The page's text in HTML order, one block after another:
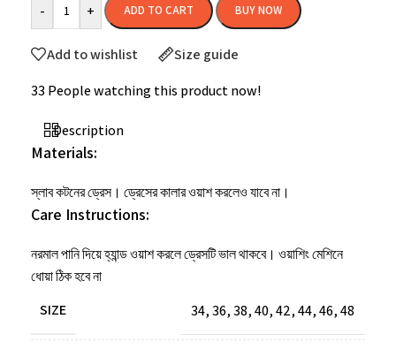
- + ADD TO CART BUY NOW
Add to wishlist
Size guide
33 People watching this product now!
Description
Materials:
স্লাব কটনের ড্রেস। ড্রেসের কালার ওয়াশ করলেও যাবে না।
Care Instructions:
নরমালপানিদিয়েহ্যান্ডওয়াশকরলেড্রেসটিভালথাকবে। ওয়াশিংমেশিনে
ধোয়াঠিকহবেনা
SIZE 34,36,38,40,42,44,46,48